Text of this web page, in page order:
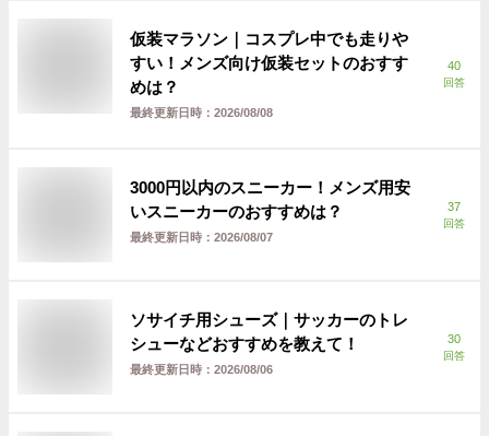
仮装マラソン｜コスプレ中でも走りや
すい！メンズ向け仮装セットのおすす
めは？
最終更新日時： 2026/08/08
40
回答
3000円以内のスニーカー！メンズ用安
いスニーカーのおすすめは？
最終更新日時： 2026/08/07
37
回答
ソサイチ用シューズ｜サッカーのトレ
シューなどおすすめを教えて！
最終更新日時： 2026/08/06
30
回答